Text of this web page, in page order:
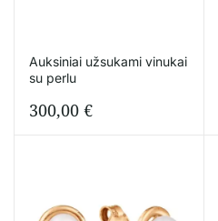
Auksiniai užsukami vinukai
su perlu
300,00 €